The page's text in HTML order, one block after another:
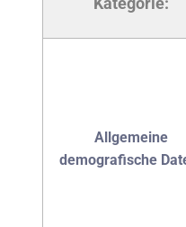
Allgemeine
demografische